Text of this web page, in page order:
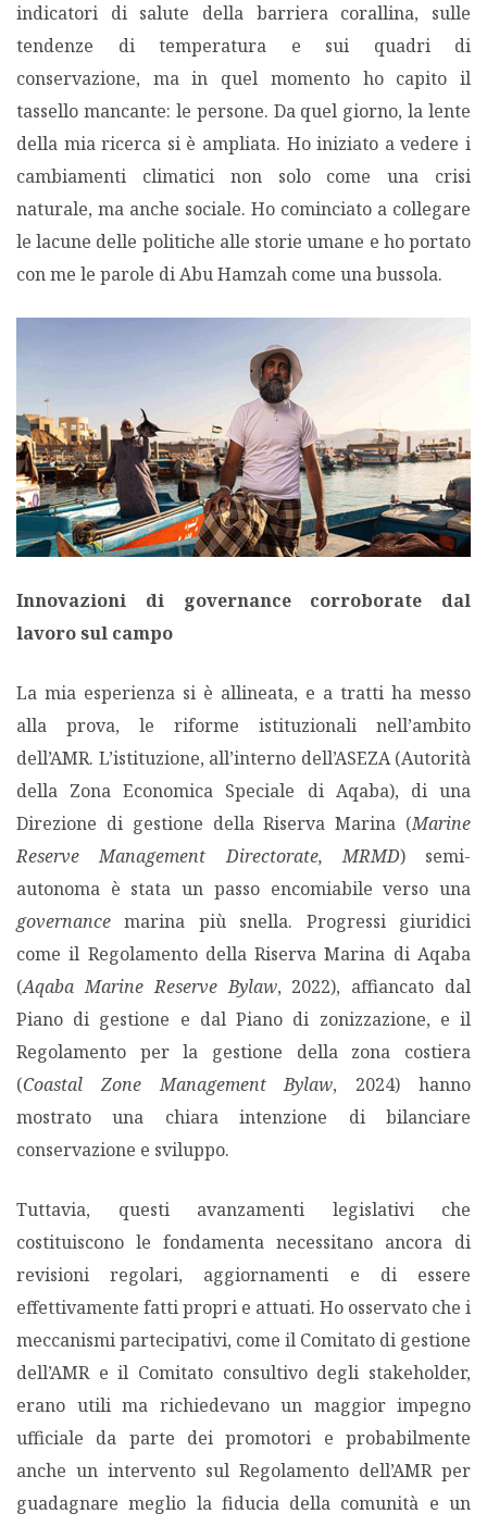
indicatori di salute della barriera corallina, sulle
tendenze di temperatura e sui quadri di
conservazione, ma in quel momento ho capito il
tassello mancante: le persone. Da quel giorno, la lente
della mia ricerca si è ampliata. Ho iniziato a vedere i
cambiamenti climatici non solo come una crisi
naturale, ma anche sociale. Ho cominciato a collegare
le lacune delle politiche alle storie umane e ho portato
con me le parole di Abu Hamzah come una bussola.
Innovazioni di governance corroborate dal
lavoro sul campo
La mia esperienza si è allineata, e a tratti ha messo
alla prova, le riforme istituzionali nell’ambito
dell’AMR. L’istituzione, all’interno dell’ASEZA (Autorità
della Zona Economica Speciale di Aqaba), di una
Direzione di gestione della Riserva Marina (Marine
Reserve Management Directorate, MRMD) semi-
autonoma è stata un passo encomiabile verso una
governance marina più snella. Progressi giuridici
come il Regolamento della Riserva Marina di Aqaba
(Aqaba Marine Reserve Bylaw, 2022), affiancato dal
Piano di gestione e dal Piano di zonizzazione, e il
Regolamento per la gestione della zona costiera
(Coastal Zone Management Bylaw, 2024) hanno
mostrato una chiara intenzione di bilanciare
conservazione e sviluppo.
Tuttavia, questi avanzamenti legislativi che
costituiscono le fondamenta necessitano ancora di
revisioni regolari, aggiornamenti e di essere
effettivamente fatti propri e attuati. Ho osservato che i
meccanismi partecipativi, come il Comitato di gestione
dell’AMR e il Comitato consultivo degli stakeholder,
erano utili ma richiedevano un maggior impegno
ufficiale da parte dei promotori e probabilmente
anche un intervento sul Regolamento dell’AMR per
guadagnare meglio la fiducia della comunità e un